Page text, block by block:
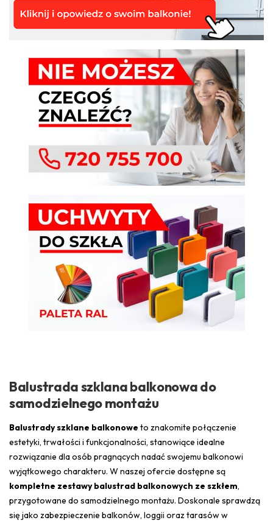
Balustrada szklana balkonowa do
samodzielnego montażu
Balustrady szklane balkonowe to znakomite połączenie
estetyki, trwałości i funkcjonalności, stanowiące idealne
rozwiązanie dla osób pragnących nadać swojemu balkonowi
wyjątkowego charakteru. W naszej ofercie dostępne są
kompletne zestawy balustrad balkonowych ze szkłem,
przygotowane do samodzielnego montażu. Doskonale sprawdzą
się jako zabezpieczenie balkonów, loggii oraz tarasów w